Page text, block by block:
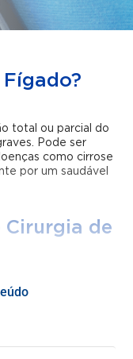
total ou parcial do
Pode ser
como cirrose
por um saudável
Cirurgia de
uma parte do
benignos ou
volte a crescer;